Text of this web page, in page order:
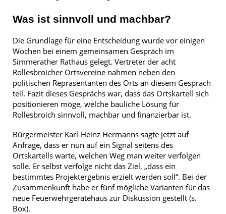
Was ist sinnvoll und machbar?
Die Grundlage für eine Entscheidung wurde vor einigen
Wochen bei einem gemeinsamen Gespräch im
Simmerather Rathaus gelegt. Vertreter der acht
Rollesbroicher Ortsvereine nahmen neben den
politischen Repräsentanten des Orts an diesem Gespräch
teil. Fazit dieses Gesprächs war, dass das Ortskartell sich
positionieren möge, welche bauliche Lösung für
Rollesbroich sinnvoll, machbar und finanzierbar ist.
Bürgermeister Karl-Heinz Hermanns sagte jetzt auf
Anfrage, dass er nun auf ein Signal seitens des
Ortskartells warte, welchen Weg man weiter verfolgen
solle. Er selbst verfolge nicht das Ziel, „dass ein
bestimmtes Projektergebnis erzielt werden soll“. Bei der
Zusammenkunft habe er fünf mögliche Varianten für das
neue Feuerwehrgerätehaus zur Diskussion gestellt (s.
Box).